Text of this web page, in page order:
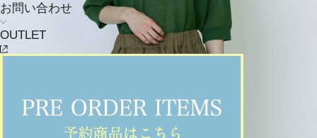
お問い合わせ
OUTLET